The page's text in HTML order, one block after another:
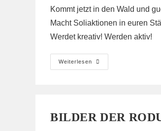
Kommt jetzt in den Wald und
Macht Soliaktionen in euren
Werdet kreativ! Werden aktiv!
Weiterlesen
Räumung
Jetzt
BILDER DER